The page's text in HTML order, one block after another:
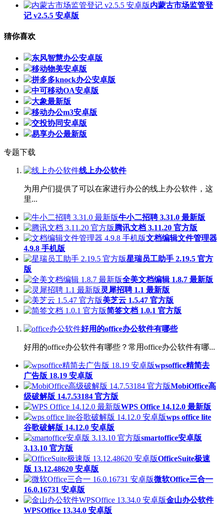
内蒙古市场监管登
记 v2.5.5 安卓版
猜你喜欢
东风智慧办公安卓版
移动物美安卓版
拼多多knock办公安卓版
中可移动OA安卓版
大象最新版
移动办公m3安卓版
交投协同安卓版
易享办公最新版
专题下载
线上办公软件
为用户们提供了可以在家进行办公的线上办公软件，这
里...
牛小二招聘 3.31.0 最新版
腾讯文档 3.11.20 官方版
文档编辑文件管理器
4.9.8 手机版
星瑞员工助手 2.19.5 官方
版
全美文档编辑 1.8.7 最新版
灵犀招聘 1.1 最新版
美芝云 1.5.47 官方版
简签文档 1.0.1 官方版
好用的office办公软件有哪些
好用的office办公软件有哪些？常用office办公软件有哪...
wpsoffice精简去
广告版 18.19 安卓版
MobiOffice高
级破解版 14.7.53184 官方版
WPS Office 14.12.0 最新版
wps office lite
谷歌破解版 14.12.0 安卓版
smartoffice安卓版
3.13.10 官方版
OfficeSuite极速
版 13.12.48620 安卓版
微软Office三合一
16.0.16731 安卓版
金山办公软件
WPSOffice 13.34.0 安卓版